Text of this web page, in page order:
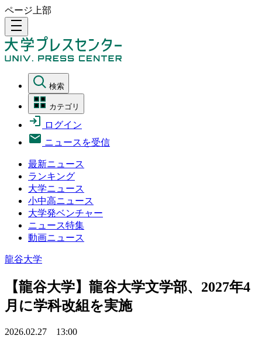
ページ上部
density_medium
検索
カテゴリ
ログイン
ニュースを受信
最新ニュース
ランキング
大学ニュース
小中高ニュース
大学発ベンチャー
ニュース特集
動画ニュース
龍谷大学
【龍谷大学】龍谷大学文学部、2027年4
月に学科改組を実施
2026.02.27 13:00